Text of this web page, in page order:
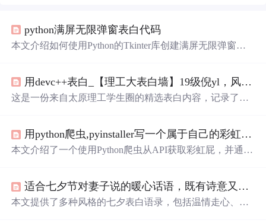
python满屏无限弹窗表白代码
本文介绍如何使用Python的Tkinter库创建满屏无限弹窗效
用devc++表白_【理工大表白墙】19级倪yl，风吹起如花般破碎的流年，而你的笑容摇晃摇晃，成为我命途中最美的点缀...
这是一份来自太原理工学生圈的精选表白内容，记录了学
用python爬虫,pyinstaller写一个属于自己的彩虹屁生成器！（链接在文末自取）
本文介绍了一个使用Python爬虫从API获取彩虹屁，并通过
适合七夕节对妻子说的暖心话语，既有诗意又充满真心，
本文提供了多种风格的七夕表白语录，包括温情走心、浪